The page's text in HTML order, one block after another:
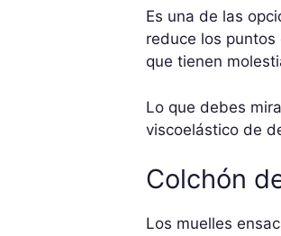
Es una de las
reduce los
que tienen
Lo que debes
viscoelástico de
Colchón
Los muelles